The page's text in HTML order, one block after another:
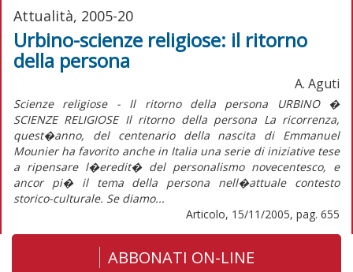
Attualità, 2005-20
Urbino-scienze religiose: il ritorno
della persona
A. Aguti
Scienze religiose - Il ritorno della persona URBINO �
SCIENZE RELIGIOSE Il ritorno della persona La ricorrenza,
quest�anno, del centenario della nascita di Emmanuel
Mounier ha favorito anche in Italia una serie di iniziative tese
a ripensare l�eredit� del personalismo novecentesco, e
ancor pi� il tema della persona nell�attuale contesto
storico-culturale. Se diamo...
Articolo, 15/11/2005, pag. 655
ABBONATI ON-LINE